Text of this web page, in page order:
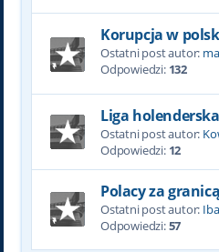
Korupcja w
Ostatni post autor:
Odpowiedzi: 132
Liga holenderska
Ostatni post autor:
Odpowiedzi: 12
Polacy za granicą
Ostatni post autor:
Odpowiedzi:57